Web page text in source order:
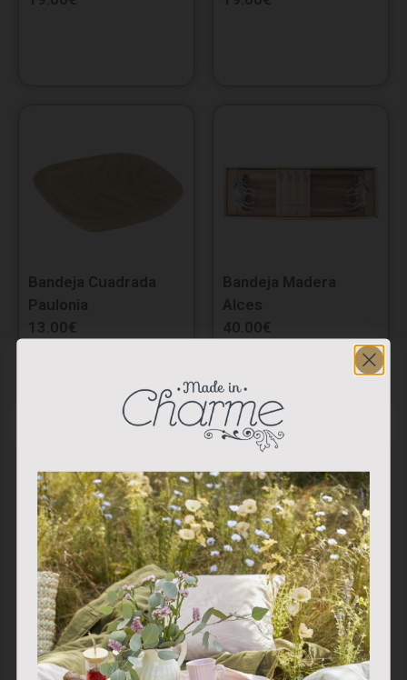
Bandeja Cuadrada
Paulonia
13.00€
Bandeja Madera
Alces
40.00€
Bandeja Rectangular
c/Campana de Cristal
56.50€
Bandeja Rectangular
Paulonia